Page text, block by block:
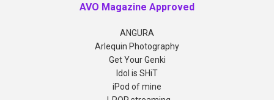
AVO Magazine Approved
ANGURA
Arlequin Photography
Get Your Genki
Idol is SHiT
iPod of mine